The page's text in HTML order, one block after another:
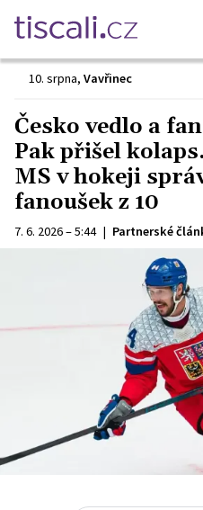
10. srpna, Vavřinec
Česko vedlo a
Pak přišel
MS v hokeji
fanoušek z 10
7. 6. 2026 – 5:44 | Partnerské